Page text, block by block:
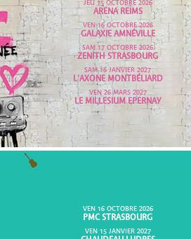
JEU 15 OCTOBRE 2026
ARENA REIMS
VEN 16 OCTOBRE 2026
GALAXIE AMNÉVILLE
SAM 17 OCTOBRE 2026
ZENITH STRASBOURG
SAM 16 JANVIER 2027
L'AXONE MONTBÉLIARD
VEN 26 MARS 2027
LE MILLESIUM EPERNAY
VEN 16 OCTOBRE 2026
PMC STRASBOURG
VEN 15 JANVIER 2027